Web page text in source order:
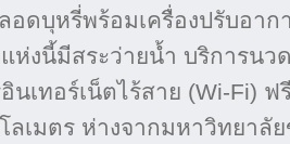
อดบุหรี่พร้อมเครื่องปรับอาก
ห่งนี้มีสระว่ายน้ำ บริการน
นเทอร์เน็ตไร้สาย (Wi-Fi)
ลเมตร ห่างจากมหาวิทยาลั